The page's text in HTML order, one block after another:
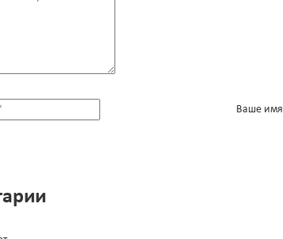
Ваше имя